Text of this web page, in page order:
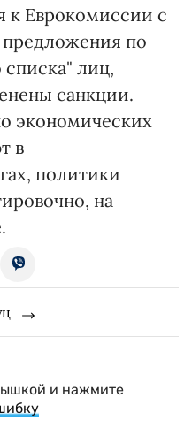
к Еврокомиссии с
предложения по
лиц,
санкции.
экономических
в
политики
на
и нажмите